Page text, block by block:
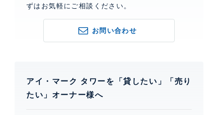
ずはお気軽にご相談ください。
お問い合わせ
アイ・マーク タワーを「貸したい」「売り
たい」オーナー様へ